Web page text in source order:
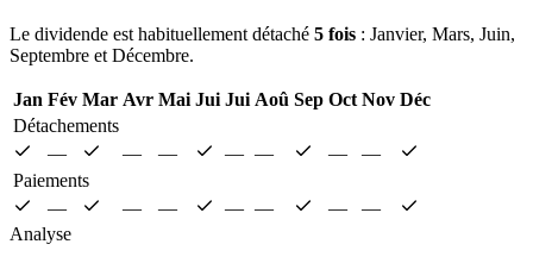
Le dividende est habituellement détaché 5 fois : Janvier, Mars, Juin,
Septembre et Décembre.
Jan Fév Mar Avr Mai Jui Jui Aoû Sep Oct Nov Déc
Détachements
—
— — — — —
—
Paiements
—
— — — — —
—
Analyse